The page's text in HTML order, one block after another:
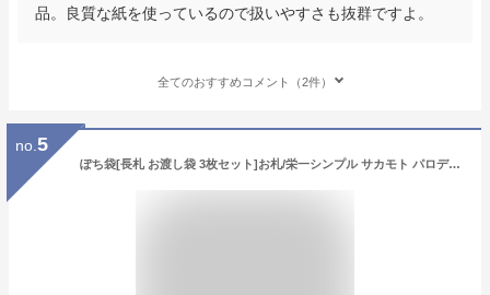
品。良質な紙を使っているので扱いやすさも抜群ですよ。
全てのおすすめコメント（2件）
no. 5
ぽち袋[長札 お渡し袋 3枚セット]お札/栄一シンプル サカモト パロディ金封 お年玉袋 グッズ 通販